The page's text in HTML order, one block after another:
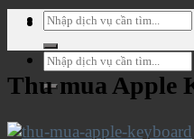
Menu
Thu mua Apple